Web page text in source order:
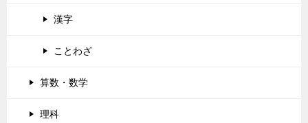
漢字
ことわざ
算数・数学
理科